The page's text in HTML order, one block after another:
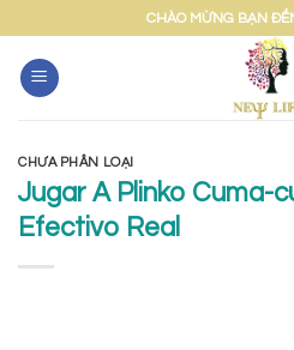
content
CHÀO MỪNG BẠN
CHƯA PHÂN LOẠI
Jugar A Plinko Cuma-
Efectivo Real